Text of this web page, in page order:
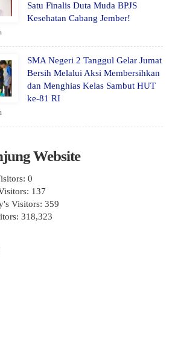
Satu Finalis Duta Muda BPJS
Kesehatan Cabang Jember!
SMA Negeri 2 Tanggul Gelar Jumat
Bersih Melalui Aksi Membersihkan
dan Menghias Kelas Sambut HUT
ke-81 RI
Website
0
137
Visitors: 359
318,323